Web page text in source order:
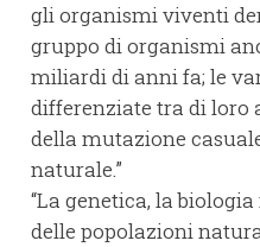
gli organismi viventi
gruppo di organismi
miliardi di anni fa; le
differenziate tra di loro
della mutazione
naturale.”
“La genetica, la
delle popolazioni